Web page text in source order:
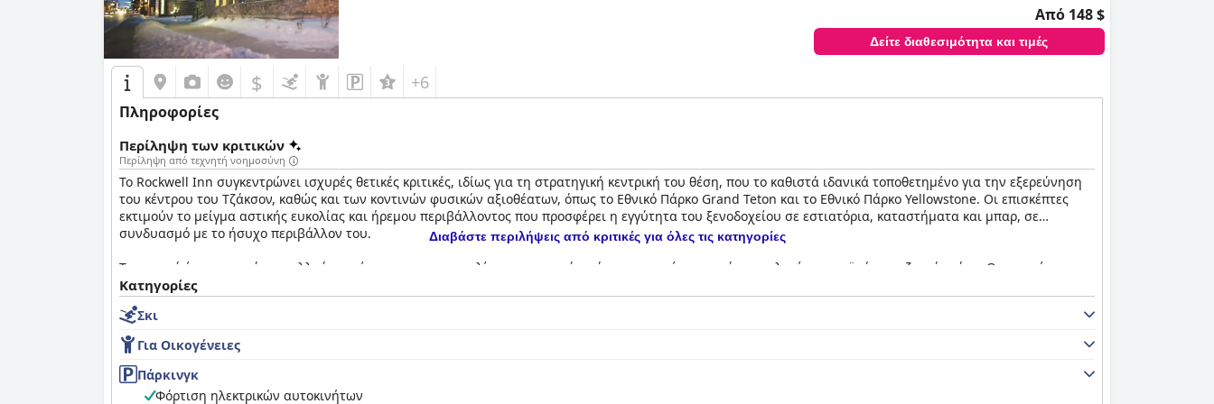
Από 148 $
Δείτε διαθεσιμότητα και τιμές
$ +6
Πληροφορίες
Περίληψη των κριτικών
Περίληψη από τεχνητή νοημοσύνη
Το Rockwell Inn συγκεντρώνει ισχυρές θετικές κριτικές, ιδίως για τη στρατηγική κεντρική του θέση, που το καθιστά ιδανικά τοποθετημένο για την εξερεύνηση
του κέντρου του Τζάκσον, καθώς και των κοντινών φυσικών αξιοθέατων, όπως το Εθνικό Πάρκο Grand Teton και το Εθνικό Πάρκο Yellowstone. Οι επισκέπτες
εκτιμούν το μείγμα αστικής ευκολίας και ήρεμου περιβάλλοντος που προσφέρει η εγγύτητα του ξενοδοχείου σε εστιατόρια, καταστήματα και μπαρ, σε
συνδυασμό με το ήσυχο περιβάλλον του.
Το πρωινό έχει αποσπάσει πολλούς επαίνους για την ποικιλία και την ποιότητά του, με φρέσκα φρούτα, επιλογές πρωτεϊνών και ζεστά πιάτα. Οι επισκέπτες
βρίσκουν το δωρεάν πρωινό μια θαυμάσια προσθήκη στη διαμονή τους, παρά τα περιστασιακά σχόλια σχετικά με το χώρο του πρωινού που είναι στενόχωρος
ή δεν έχει ποικιλία.
Το δείπνο στο
συστάσεις του εξυπηρετικού προσωπικού για κοντινές επιλογές εστίασης με πολλά εξαιρετικά εστιατόρια σε κοντινή απόσταση.
Τα δωμάτια στο The Rockwell Inn
περιγράφονται συχνά ως ευρύχωρα, καθαρά και άνετα με σύγχρονες ανέσεις, όπως φούρνους μικροκυμάτων, μικρά ψυγεία
Διαβάστε περιλήψεις από κριτικές για όλες τις κατηγορίες
Κατηγορίες
Σκι
Για Οικογένειες
Πάρκινγκ
Φόρτιση ηλεκτρικών αυτοκινήτων